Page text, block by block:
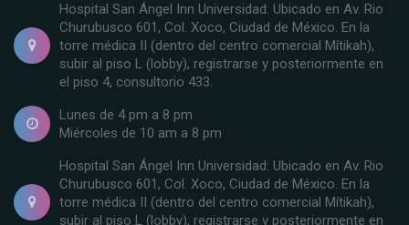
Hospital San Ángel Inn Universidad: Ubicado en Av. Rio
Churubusco 601, Col. Xoco, Ciudad de México. En la
torre médica II (dentro del centro comercial Mítikah),
subir al piso L (lobby), registrarse y posteriormente en
el piso 4, consultorio 433.
Lunes de 4 pm a 8 pm
Miércoles de 10 am a 8 pm
Hospital San Ángel Inn Universidad: Ubicado en Av. Rio
Churubusco 601, Col. Xoco, Ciudad de México. En la
torre médica II (dentro del centro comercial Mítikah),
subir al piso L (lobby), registrarse y posteriormente en